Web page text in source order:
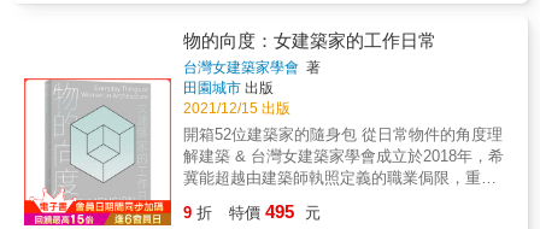
能讓你看見全方位最美麗的風景 ‧條件不佳帶來
意外效果：送來的建材完全不符規格，包容反
而造就了反敗為勝的負建築 & 獨家收錄 【特別
訪談】改變隈研吾的10件建築：由隈研吾和宮
澤洋各自選出具有進化意義的建築，深入了解
大師創作的歷程，和許多不為人知的背後祕
辛。 【隈建築進化圖】：以樹狀圖呈現隈研吾
重要建築的歷程。 【隈建築縣別分布圖】：以
日本道府縣區分，大師作品的所在地一目了
然。 &
建築家，並精選這十多年來的各自作品，以創
作自述、設計圖面與攝影的方式完整呈現。
LPA概念援引自村上春樹小說《1Q84》的
「Little People」，其反面的「Big Brother」則
指各種具有「ism」的西方建築正統信仰與價值
觀；LPA試圖掙脫來自「Big Brothers」的束
縛，不服膺權威論述，為建築界注入一股新鮮
氣息。 為了迎接新的開始，我們決定以本書與
這段建築抒情年代告別，將曾經全力以赴的青
物的向度：女建築家的工作日常
台灣女建築家學會 著
田園城市 出版
2021/12/15 出版
開箱52位建築家的隨身包 從日常物件的角度理
解建築 & 台灣女建築家學會成立於2018年，希
冀能超越由建築師執照定義的職業侷限，重新
程師，與從事教職、學術研究的學者，以及室
9 折 特價 495 元